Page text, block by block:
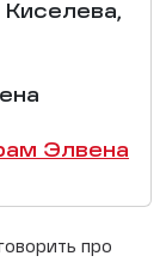
Киселева,
Элвена
про